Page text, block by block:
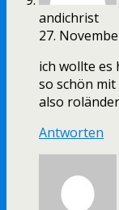
andichrist
27.
ich wollte es
so schön
also
Antworten